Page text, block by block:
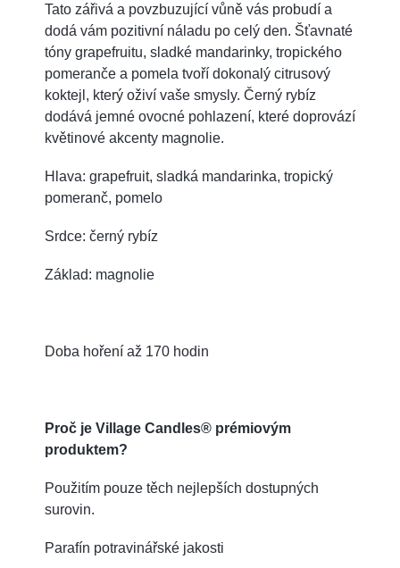
Tato zářivá a povzbuzující vůně vás probudí a
dodá vám pozitivní náladu po celý den. Šťavnaté
tóny grapefruitu, sladké mandarinky, tropického
pomeranče a pomela tvoří dokonalý citrusový
koktejl, který oživí vaše smysly. Černý rybíz
dodává jemné ovocné pohlazení, které doprovází
květinové akcenty magnolie.
Hlava: grapefruit, sladká mandarinka, tropický
pomeranč, pomelo
Srdce: černý rybíz
Základ: magnolie
Doba hoření až 170 hodin
Proč je Village Candles® prémiovým
produktem?
Použitím pouze těch nejlepších dostupných
surovin.
Parafín potravinářské jakosti